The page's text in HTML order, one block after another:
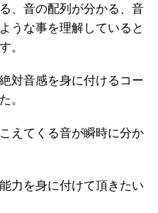
、音の配列が分かる、音
うな事を理解していると
。
対音感を身に付けるコー
。
えてくる音が瞬時に分か
力を身に付けて頂きたい